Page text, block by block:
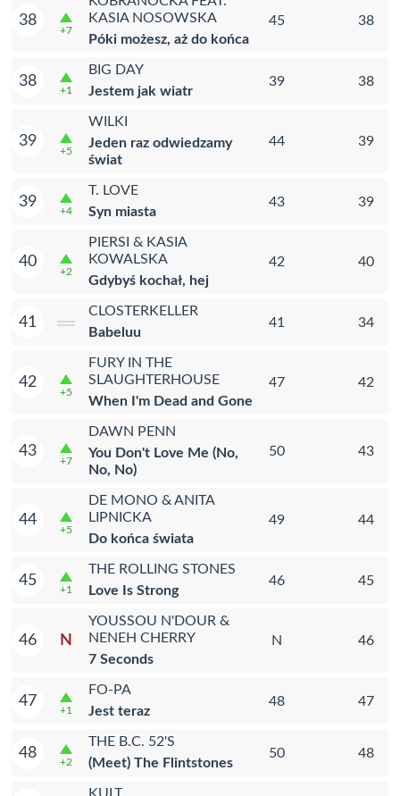
38
+7
KASIA NOSOWSKA
Póki możesz, aż do końca
45 38
38
+1
BIG DAY
Jestem jak wiatr
39 38
39
+5
WILKI
Jeden raz odwiedzamy
świat
44 39
39
+4
T. LOVE
Syn miasta
43 39
40
+2
PIERSI & KASIA
KOWALSKA
Gdybyś kochał, hej
42 40
41
CLOSTERKELLER
Babeluu
41 34
42
+5
FURY IN THE
SLAUGHTERHOUSE
When I'm Dead and Gone
47 42
43
+7
DAWN PENN
You Don't Love Me (No,
No, No)
50 43
44
+5
DE MONO & ANITA
LIPNICKA
Do końca świata
49 44
45
+1
THE ROLLING STONES
Love Is Strong
46 45
46 N
YOUSSOU N'DOUR &
NENEH CHERRY
7 Seconds
N 46
47
+1
FO-PA
Jest teraz
48 47
48
+2
THE B.C. 52'S
(Meet) The Flintstones
50 48